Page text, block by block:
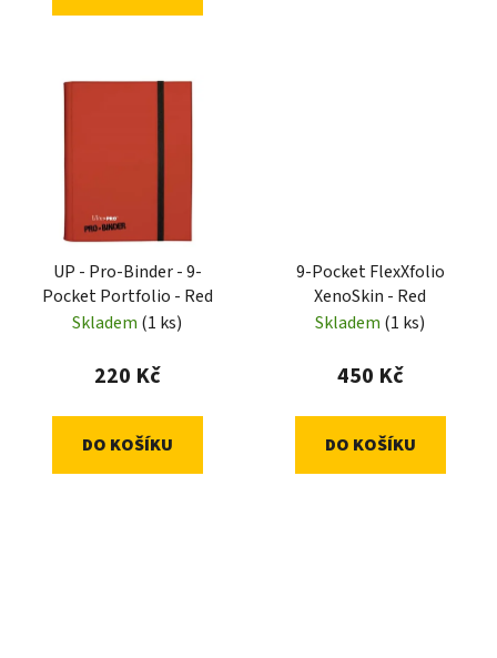
UP - Pro-Binder - 9-
Pocket Portfolio - Red
Skladem (1 ks)
220 Kč
DO KOŠÍKU
9-Pocket FlexXfolio
XenoSkin - Red
Skladem (1 ks)
450 Kč
DO KOŠÍKU